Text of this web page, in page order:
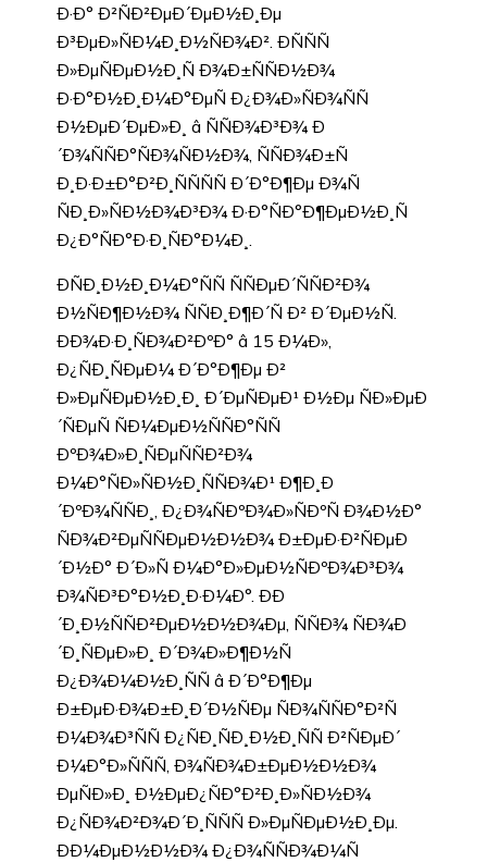
Ð·Ð° Ð²ÑÐ²ÐµÐ´ÐµÐ½Ð¸Ðµ
Ð³ÐµÐ»ÑÐ¼Ð¸Ð½ÑÐ¾Ð². ÐÑÑÑ
Ð»ÐµÑÐµÐ½Ð¸Ñ Ð¾Ð±ÑÑÐ½Ð¾
Ð·Ð°Ð½Ð¸Ð¼Ð°ÐµÑ Ð¿Ð¾Ð»ÑÐ¾ÑÑ
Ð½ÐµÐ´ÐµÐ»Ð¸ â ÑÑÐ¾Ð³Ð¾ Ð
´Ð¾ÑÑÐ°ÑÐ¾ÑÐ½Ð¾, ÑÑÐ¾Ð±Ñ
Ð¸Ð·Ð±Ð°Ð²Ð¸ÑÑÑÑ Ð´Ð°Ð¶Ðµ Ð¾Ñ
ÑÐ¸Ð»ÑÐ½Ð¾Ð³Ð¾ Ð·Ð°ÑÐ°Ð¶ÐµÐ½Ð¸Ñ
Ð¿Ð°ÑÐ°Ð·Ð¸ÑÐ°Ð¼Ð¸.
ÐÑÐ¸Ð½Ð¸Ð¼Ð°ÑÑ ÑÑÐµÐ´ÑÑÐ²Ð¾
Ð½ÑÐ¶Ð½Ð¾ ÑÑÐ¸Ð¶Ð´Ñ Ð² Ð´ÐµÐ½Ñ.
ÐÐ¾Ð·Ð¸ÑÐ¾Ð²ÐºÐ° â 15 Ð¼Ð»,
Ð¿ÑÐ¸ÑÐµÐ¼ Ð´Ð°Ð¶Ðµ Ð²
Ð»ÐµÑÐµÐ½Ð¸Ð¸ Ð´ÐµÑÐµÐ¹ Ð½Ðµ ÑÐ»ÐµÐ
´ÑÐµÑ ÑÐ¼ÐµÐ½ÑÑÐ°ÑÑ
ÐºÐ¾Ð»Ð¸ÑÐµÑÑÐ²Ð¾
Ð¼Ð°ÑÐ»ÑÐ½Ð¸ÑÑÐ¾Ð¹ Ð¶Ð¸Ð
´ÐºÐ¾ÑÑÐ¸, Ð¿Ð¾ÑÐºÐ¾Ð»ÑÐºÑ Ð¾Ð½Ð°
ÑÐ¾Ð²ÐµÑÑÐµÐ½Ð½Ð¾ Ð±ÐµÐ·Ð²ÑÐµÐ
´Ð½Ð° Ð´Ð»Ñ Ð¼Ð°Ð»ÐµÐ½ÑÐºÐ¾Ð³Ð¾
Ð¾ÑÐ³Ð°Ð½Ð¸Ð·Ð¼Ð°. ÐÐ
´Ð¸Ð½ÑÑÐ²ÐµÐ½Ð½Ð¾Ðµ, ÑÑÐ¾ ÑÐ¾Ð
´Ð¸ÑÐµÐ»Ð¸ Ð´Ð¾Ð»Ð¶Ð½Ñ
Ð¿Ð¾Ð¼Ð½Ð¸ÑÑ â Ð´Ð°Ð¶Ðµ
Ð±ÐµÐ·Ð¾Ð±Ð¸Ð´Ð½ÑÐµ ÑÐ¾ÑÑÐ°Ð²Ñ
Ð¼Ð¾Ð³ÑÑ Ð¿ÑÐ¸ÑÐ¸Ð½Ð¸ÑÑ Ð²ÑÐµÐ´
Ð¼Ð°Ð»ÑÑÑ, Ð¾ÑÐ¾Ð±ÐµÐ½Ð½Ð¾
ÐµÑÐ»Ð¸ Ð½ÐµÐ¿ÑÐ°Ð²Ð¸Ð»ÑÐ½Ð¾
Ð¿ÑÐ¾Ð²Ð¾Ð´Ð¸ÑÑÑ Ð»ÐµÑÐµÐ½Ð¸Ðµ.
ÐÐ¼ÐµÐ½Ð½Ð¾ Ð¿Ð¾ÑÑÐ¾Ð¼Ñ